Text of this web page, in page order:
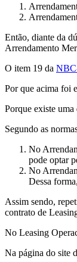
Então, diante da
Arrendamento
O item 19 da
Por que acima foi
Porque existe uma
Segundo as
No
pode optar
No
Dessa
Assim sendo,
contrato de
No Leasing
Na página do site